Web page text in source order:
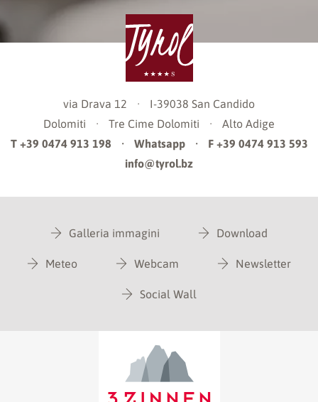
via Drava 12 · I-39038 San Candido
Dolomiti
· Tre Cime Dolomiti ·
Alto Adige
T +39 0474 913 198
· Whatsapp ·
F +39 0474 913 593
info@tyrol.bz
Galleria immagini Download
Meteo Webcam Newsletter
Social Wall